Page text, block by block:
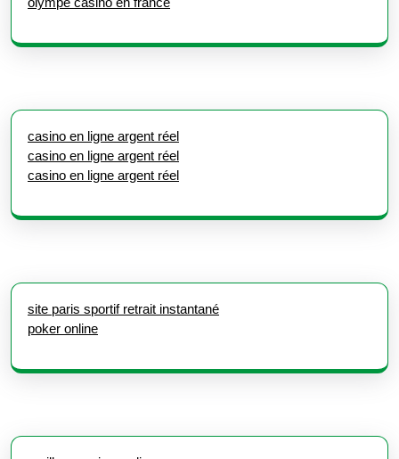
casino en ligne argent réel
casino en ligne argent réel
casino en ligne argent réel
site paris sportif retrait instantané
poker online